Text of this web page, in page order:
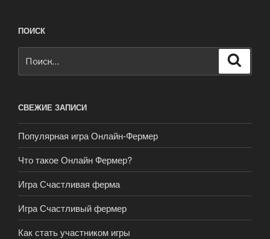
ПОИСК
СВЕЖИЕ ЗАПИСИ
Популярная игра Онлайн-Фермер
Что такое Онлайн Фермер?
Игра Счастливая ферма
Игра Счастливый фермер
Как стать участником игры